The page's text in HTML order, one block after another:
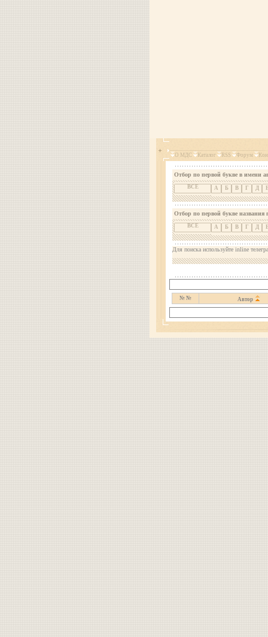
О МДС Каталог RSS Форум
Отбор по первой букве в имени
ВСЕ А Б В Г Д
Отбор по первой букве названия
ВСЕ А Б В Г Д
Для поиска используйте inline
№ № Автор